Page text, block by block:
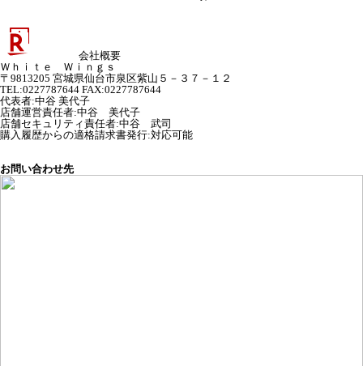
会社概要
Ｗｈｉｔｅ Ｗｉｎｇｓ
〒9813205 宮城県仙台市泉区紫山５－３７－１２
TEL:0227787644 FAX:0227787644
代表者:中谷 美代子
店舗運営責任者:中谷 美代子
店舗セキュリティ責任者:中谷 武司
購入履歴からの適格請求書発行:対応可能
お問い合わせ先